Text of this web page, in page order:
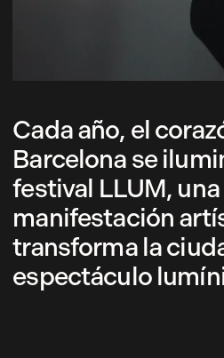
Cada año, el
Barcelona se
festival LLUM, una
manifestación
transforma la
espectáculo